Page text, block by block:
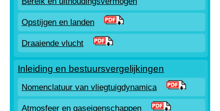
Opstijgen en landen
Draaiende vlucht
Inleiding en bestuursvergelijkingen
Nomenclatuur van vliegtuigdynamica
Atmosfeer en gaseigenschappen